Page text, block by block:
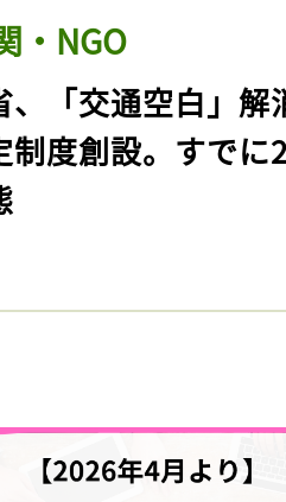
・NGO
、「交通空白」解
制度創設。すでに